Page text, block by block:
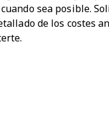
sea posible.
de los costes